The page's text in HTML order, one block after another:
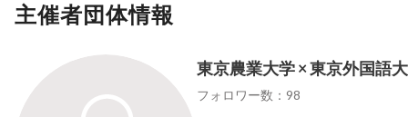
主催者団体情報
東京農業大学 × 東京外国語
フォロワー数：98